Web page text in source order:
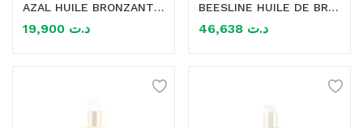
AZAL HUILE BRONZANTE PAILLETEE PINK SUN SECRET -100ML
د.ت
BEESLINE HUILE DE BRONZAGE PURE CARROT SUNTAN OIL SPF10, 200ML
د.ت